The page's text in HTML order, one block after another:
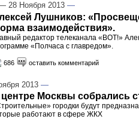
28 Ноября 2013 —
Лушников:
взаимодействия».
редактор телеканала «ВОТ!»
«Полчаса с главредом».
686 оставить комментарий
2013 —
центре Москвы собрались
городки будут
работают в сфере ЖКХ